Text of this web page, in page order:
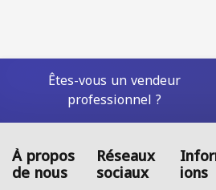
Êtes-vous un vendeur
professionnel ?
À propos
de nous
Réseaux
sociaux ions